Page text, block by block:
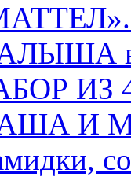
в
ИЗ
И